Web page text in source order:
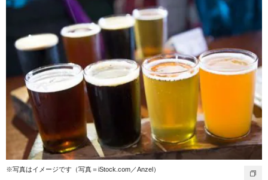
※写真はイメージです（写真＝iStock.com／Anzel）